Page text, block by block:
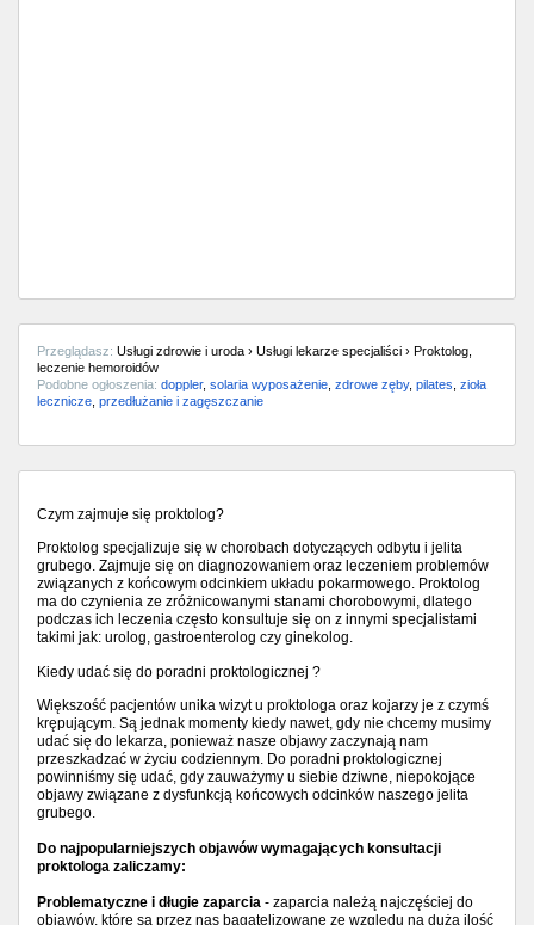
Przeglądasz: Usługi zdrowie i uroda › Usługi lekarze specjaliści › Proktolog,
leczenie hemoroidów
Podobne ogłoszenia: doppler, solaria wyposażenie zdrowe zęby, pilates zioła
lecznicze przedłużanie i zagęszczanie
Czym zajmuje się proktolog?
Proktolog specjalizuje się w chorobach dotyczących odbytu i jelita
grubego. Zajmuje się on diagnozowaniem oraz leczeniem problemów
związanych z końcowym odcinkiem układu pokarmowego. Proktolog
ma do czynienia ze zróżnicowanymi stanami chorobowymi, dlatego
podczas ich leczenia często konsultuje się on z innymi specjalistami
takimi jak: urolog, gastroenterolog czy ginekolog.
Kiedy udać się do poradni proktologicznej ?
Większość pacjentów unika wizyt u proktologa oraz kojarzy je z czymś
krępującym. Są jednak momenty kiedy nawet, gdy nie chcemy musimy
udać się do lekarza, ponieważ nasze objawy zaczynają nam
przeszkadzać w życiu codziennym. Do poradni proktologicznej
powinniśmy się udać, gdy zauważymy u siebie dziwne, niepokojące
objawy związane z dysfunkcją końcowych odcinków naszego jelita
grubego.
Do najpopularniejszych objawów wymagających konsultacji
proktologa zaliczamy:
Problematyczne i długie zaparcia - zaparcia należą najczęściej do
objawów, które są przez nas bagatelizowane ze względu na dużą ilość